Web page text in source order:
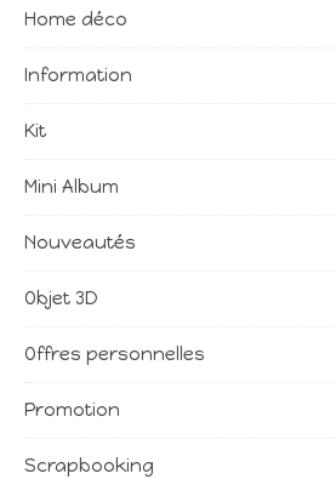
Home déco
Information
Kit
Mini Album
Nouveautés
Objet 3D
Offres personnelles
Promotion
Scrapbooking